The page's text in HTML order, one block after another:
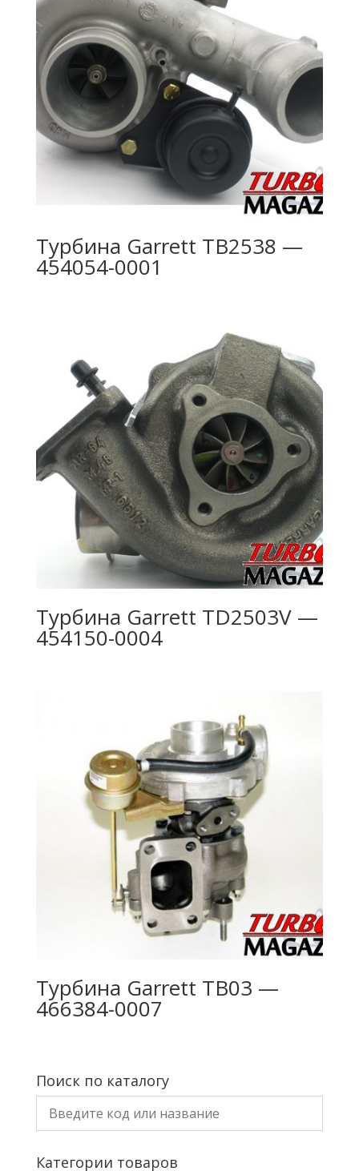
Турбина Garrett TB2538 —
454054-0001
Турбина Garrett TD2503V —
454150-0004
Турбина Garrett TB03 —
466384-0007
Поиск по каталогу
Категории товаров